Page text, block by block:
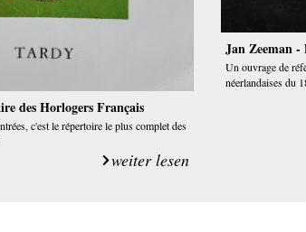
des Horlogers Français
c'est le répertoire le plus complet des
weiter lesen
Jan Zeeman -
Un ouvrage de
néerlandaises du